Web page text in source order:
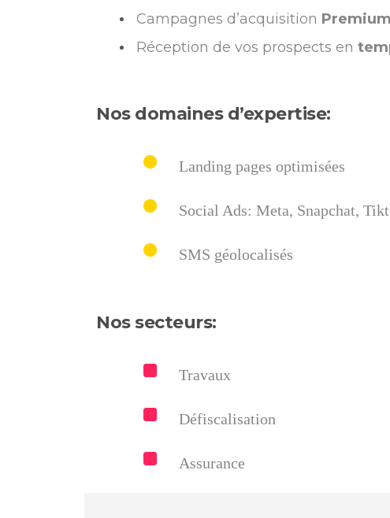
Campagnes d’acquisition Premium
Réception de vos prospects en
Nos domaines d’expertise:
Landing pages optimisées
Social Ads: Meta, Snapchat,
SMS géolocalisés
Nos secteurs:
Travaux
Défiscalisation
Assurance